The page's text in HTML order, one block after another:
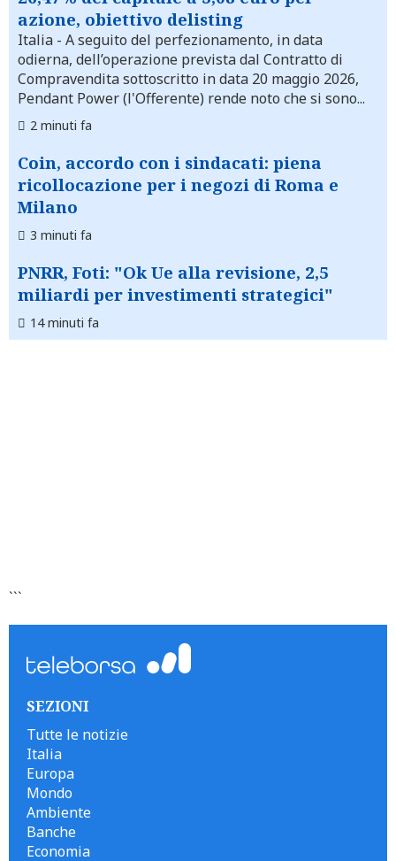
azione, obiettivo delisting
Italia - A seguito del perfezionamento, in data
odierna, dell’operazione prevista dal Contratto di
Compravendita sottoscritto in data 20 maggio 2026,
Pendant Power (l'Offerente) rende noto che si sono...
2 minuti fa
Coin, accordo con i sindacati: piena
ricollocazione per i negozi di Roma e
Milano
3 minuti fa
PNRR, Foti: "Ok Ue alla revisione, 2,5
miliardi per investimenti strategici"
14 minuti fa
```
SEZIONI
Tutte le notizie
Italia
Europa
Mondo
Ambiente
Banche
Economia